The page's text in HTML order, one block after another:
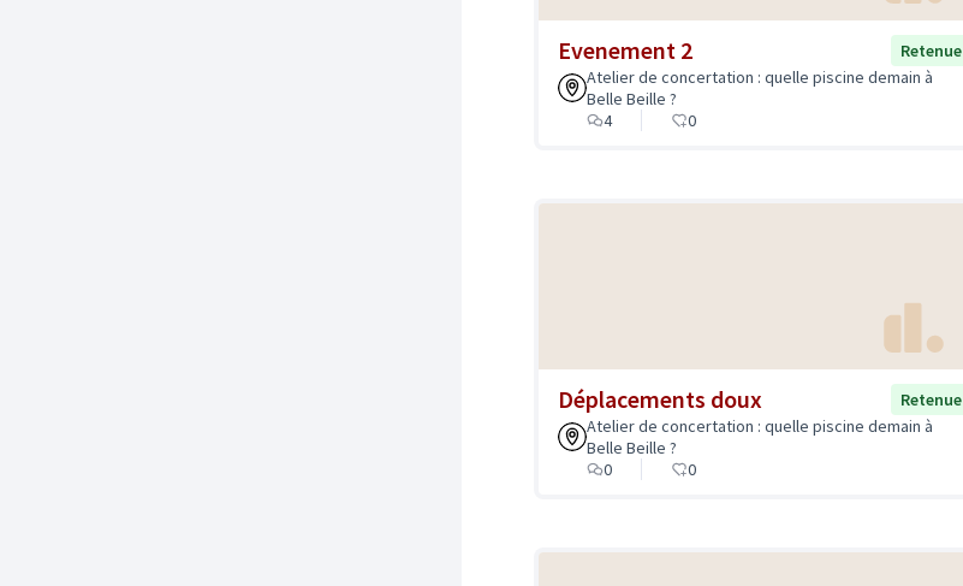
Evenement 2
Retenue
Atelier de concertation : quelle piscine demain à
Belle Beille ?
4
0
Déplacements doux
Retenue
Atelier de concertation : quelle piscine demain à
Belle Beille ?
0
0